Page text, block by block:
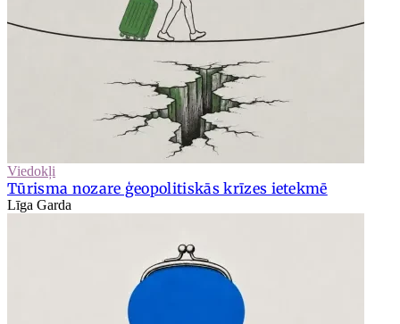
Viedokļi
Tūrisma nozare ģeopolitiskās krīzes ietekmē
Līga Garda